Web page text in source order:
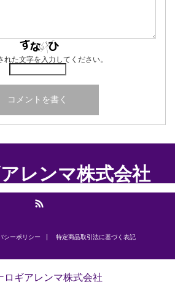
れた文字を入力してください。
レンマ株式会社
シーポリシー ​特定商品取引法に基づく表記
ロギアレンマ株式会社